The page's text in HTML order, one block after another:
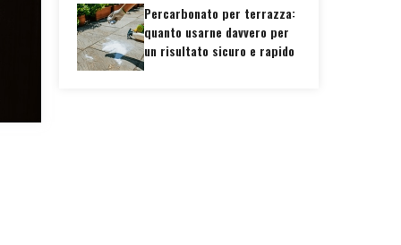
Percarbonato per terrazza:
quanto usarne davvero per
un risultato sicuro e rapido